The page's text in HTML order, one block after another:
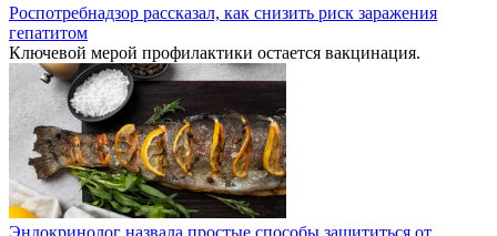
Роспотребнадзор рассказал, как снизить риск заражения
гепатитом
Ключевой мерой профилактики остается вакцинация.
Эндокринолог назвала простые способы защититься от